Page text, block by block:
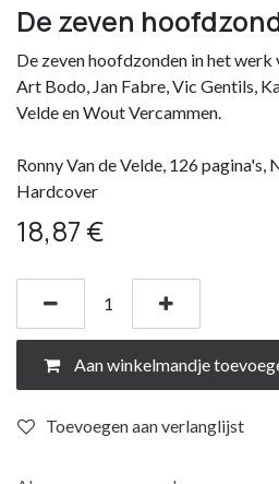
De zeven
De zeven hoofdzonden in het werk
Art Bodo, Jan Fabre, Vic Gentils,
Velde en Wout Vercammen.
Ronny Van de Velde, 126 pagina's,
Hardcover
18,87 €
Aan winkelmandje
Toevoegen aan verlanglijst